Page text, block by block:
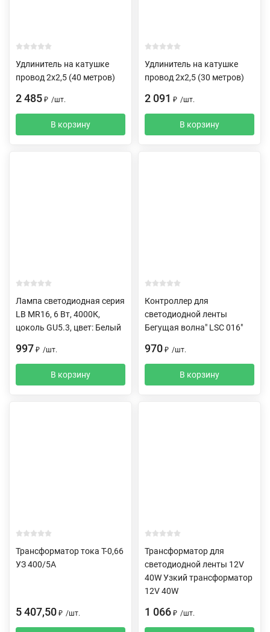
Удлинитель на катушке
провод 2х2,5 (40 метров)
2 485 ₽ /шт.
В корзину
Удлинитель на катушке
провод 2х2,5 (30 метров)
2 091 ₽ /шт.
В корзину
Лампа светодиодная серия
LB MR16, 6 Вт, 4000К,
цоколь GU5.3, цвет: Белый
997 ₽ /шт.
В корзину
Контроллер для
светодиодной ленты
Бегущая волна" LSC 016"
970 ₽ /шт.
В корзину
Трансформатор тока Т-0,66
УЗ 400/5А
5 407,50 ₽ /шт.
Трансформатор для
светодиодной ленты 12V
40W Узкий трансформатор
12V 40W
1 066 ₽ /шт.